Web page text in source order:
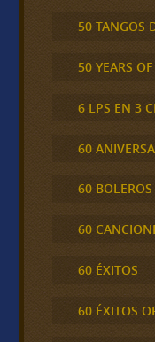
50 TANGOS
50 YEARS
6 LPS EN 3
60
60
60
60 ÉXITOS
60 ÉXITOS